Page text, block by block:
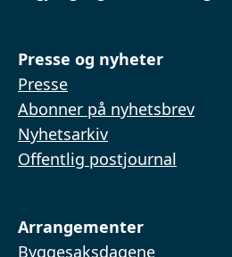
Presse og nyheter
Presse
Abonner på nyhetsbrev
Nyhetsarkiv
Offentlig postjournal
Arrangementer
Byggesaksdagene